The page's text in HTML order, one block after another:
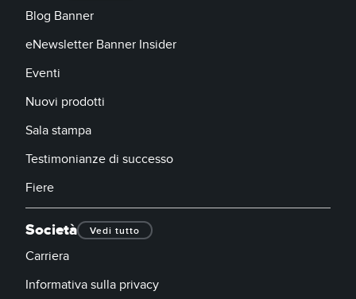
Blog Banner
eNewsletter Banner Insider
Eventi
Nuovi prodotti
Sala stampa
Testimonianze di successo
Fiere
Società Vedi tutto
Carriera
Informativa sulla privacy